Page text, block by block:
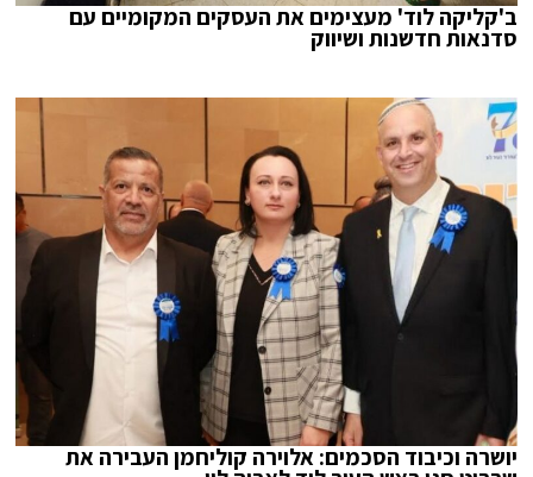
ב'קליקה לוד' מעצימים את העסקים המקומיים עם
סדנאות חדשנות ושיווק
יושרה וכיבוד הסכמים: אלוירה קוליחמן העבירה את